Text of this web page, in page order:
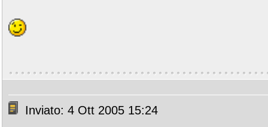
Inviato: 4 Ott 2005 15:24